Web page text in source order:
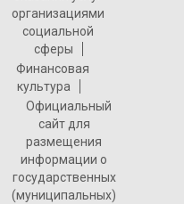
организациями
социальной
сферы
Финансовая
культура
Официальный
сайт для
размещения
информации о
государственных
(муниципальных)